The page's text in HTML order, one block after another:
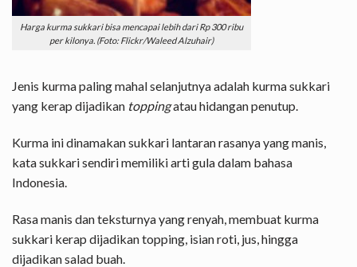
Harga kurma sukkari bisa mencapai lebih dari Rp 300 ribu
per kilonya. (Foto: Flickr/Waleed Alzuhair)
Jenis kurma paling mahal selanjutnya adalah kurma sukkari
yang kerap dijadikan toppingatau hidangan penutup.
Kurma ini dinamakan sukkari lantaran rasanya yang manis,
kata sukkari sendiri memiliki arti gula dalam bahasa
Indonesia.
Rasa manis dan teksturnya yang renyah, membuat kurma
sukkari kerap dijadikan topping, isian roti, jus, hingga
dijadikan salad buah.